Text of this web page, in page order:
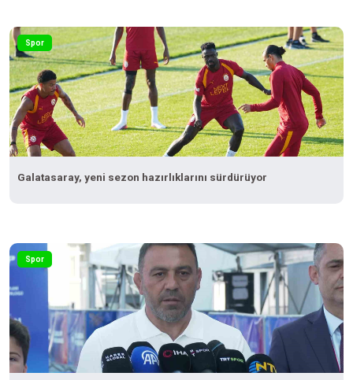
Spor
Galatasaray, yeni sezon hazırlıklarını sürdürüyor
Spor